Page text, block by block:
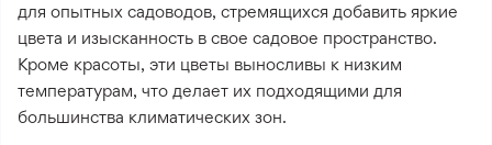
для опытных садоводов, стремящихся добавить яркие
цвета и изысканность в свое садовое пространство.
Кроме красоты, эти цветы выносливы к низким
температурам, что делает их подходящими для
большинства климатических зон.